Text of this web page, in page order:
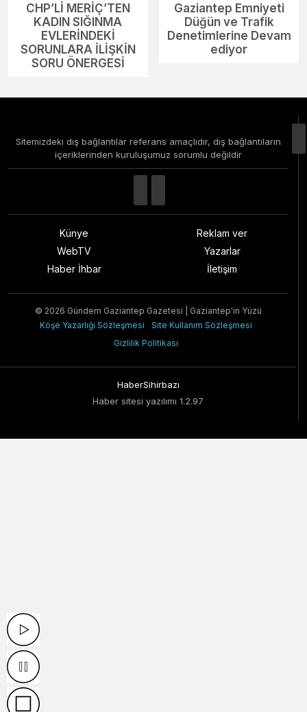
CHP’Lİ MERİÇ’TEN
KADIN SIĞINMA
EVLERİNDEKİ
SORUNLARA İLİŞKİN
SORU ÖNERGESİ
Gaziantep Emniyeti
Düğün ve Trafik
Denetimlerine Devam
ediyor
Sitemizdeki dış bağlantılar referans amaçlıdır, dış bağlantıların
içeriklerinden kuruluşumuz sorumlu değildir
Künye
WebTV
Haber İhbar
Reklam ver
Yazarlar
İletişim
© 2026 Gündem Gaziantep Gazetesi | Gaziantep'in Yüzü
Köşe Yazarlığı Sözleşmesi
Site Kullanım Sözleşmesi
Gizlilik Politikası
HaberSihirbazı
Haber sitesi yazılımı 1.2.97